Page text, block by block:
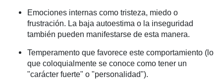
Emociones internas como tristeza, miedo o
frustración. La baja autoestima o la inseguridad
también pueden manifestarse de esta manera.
Temperamento que favorece este comportamiento (lo
que coloquialmente se conoce como tener un
"carácter fuerte" o "personalidad").